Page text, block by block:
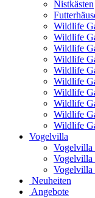
Nistkästen
Wildlife
Wildlife
Wildlife
Wildlife
Wildlife
Wildlife
Wildlife
Wildlife
Wildlife
Wildlife
Vogelvilla
Vogelvilla
Vogelvilla
Vogelvilla
Neuheiten
Angebote